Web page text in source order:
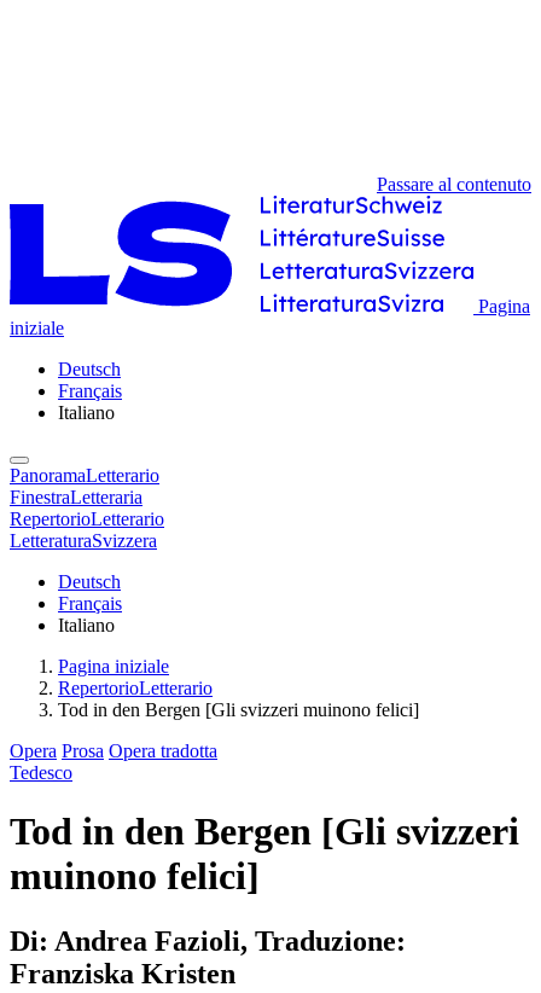
Passare al contenuto
Pagina
iniziale
Deutsch
Français
Italiano
PanoramaLetterario
FinestraLetteraria
RepertorioLetterario
LetteraturaSvizzera
Deutsch
Français
Italiano
Pagina iniziale
RepertorioLetterario
Tod in den Bergen [Gli svizzeri muinono felici]
Opera Prosa Opera tradotta
Tedesco
Tod in den Bergen [Gli svizzeri
muinono felici]
Di: Andrea Fazioli, Traduzione:
Franziska Kristen